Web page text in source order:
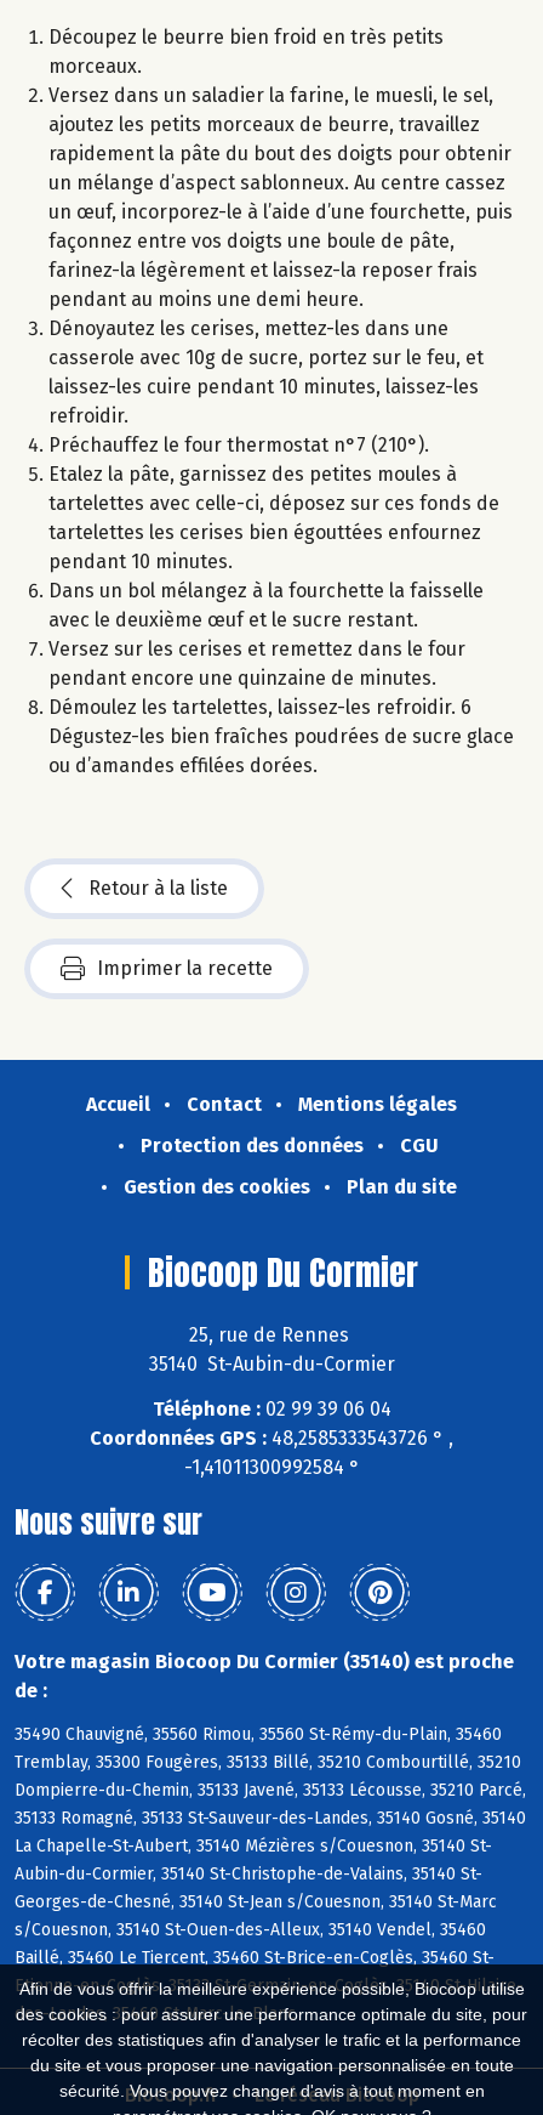
Afin de vous offrir la meilleure expérience possible, Biocoop utilise
des cookies : pour assurer une performance optimale du site, pour
récolter des statistiques afin d'analyser le trafic et la performance
du site et vous proposer une navigation personnalisée en toute
sécurité. Vous pouvez changer d'avis à tout moment en
Découpez le beurre bien froid en très petits
morceaux.
Versez dans un saladier la farine, le muesli, le sel,
ajoutez les petits morceaux de beurre, travaillez
rapidement la pâte du bout des doigts pour obtenir
un mélange d’aspect sablonneux. Au centre cassez
un œuf, incorporez-le à l’aide d’une fourchette, puis
façonnez entre vos doigts une boule de pâte,
farinez-la légèrement et laissez-la reposer frais
pendant au moins une demi heure.
Dénoyautez les cerises, mettez-les dans une
casserole avec 10g de sucre, portez sur le feu, et
laissez-les cuire pendant 10 minutes, laissez-les
refroidir.
Préchauffez le four thermostat n°7 (210°).
Etalez la pâte, garnissez des petites moules à
tartelettes avec celle-ci, déposez sur ces fonds de
tartelettes les cerises bien égouttées enfournez
pendant 10 minutes.
Dans un bol mélangez à la fourchette la faisselle
avec le deuxième œuf et le sucre restant.
Versez sur les cerises et remettez dans le four
pendant encore une quinzaine de minutes.
Démoulez les tartelettes, laissez-les refroidir. 6
Dégustez-les bien fraîches poudrées de sucre glace
ou d’amandes effilées dorées.
Retour à la liste
Imprimer la recette
Accueil Contact
Mentions légales
Protection des données
CGU
Gestion des cookies
Plan du site
Biocoop Du Cormier
25, rue de Rennes
35140 St-Aubin-du-Cormier
Téléphone :02 99 39 06 04
Coordonnées GPS : 48,2585333543726 ° ,
-1,41011300992584 °
Nous suivre sur
Votre magasin Biocoop Du Cormier (35140) est proche
de :
35490 Chauvigné, 35560 Rimou, 35560 St-Rémy-du-Plain, 35460
Tremblay, 35300 Fougères, 35133 Billé, 35210 Combourtillé, 35210
Dompierre-du-Chemin, 35133 Javené, 35133 Lécousse, 35210 Parcé,
35133 Romagné, 35133 St-Sauveur-des-Landes, 35140 Gosné, 35140
La Chapelle-St-Aubert, 35140 Mézières s/Couesnon, 35140 St-
Aubin-du-Cormier, 35140 St-Christophe-de-Valains, 35140 St-
Georges-de-Chesné, 35140 St-Jean s/Couesnon, 35140 St-Marc
s/Couesnon, 35140 St-Ouen-des-Alleux, 35140 Vendel, 35460
Baillé, 35460 Le Tiercent, 35460 St-Brice-en-Coglès, 35460 St-
Etienne-en-Coglès, 35133 St-Germain-en-Coglès, 35140 St-Hilaire-
des-Landes, 35460 St-Marc-le-Blanc
Biocoop.fr Le réseau Biocoop